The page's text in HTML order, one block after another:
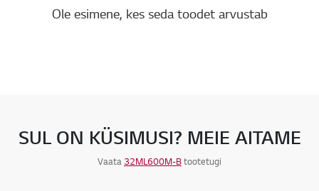
Ole esimene, kes seda toodet arvustab
SUL ON KÜSIMUSI? MEIE AITAME
Vaata 32ML600M-Btootetugi